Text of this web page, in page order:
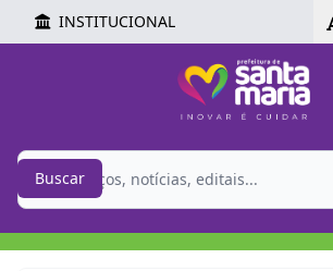
INSTITUCIONAL
Buscar